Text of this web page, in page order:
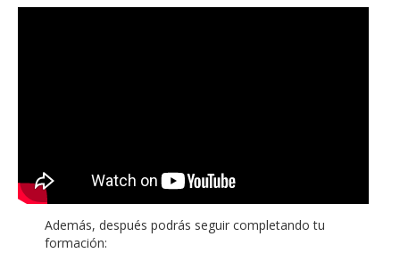
Además, después podrás seguir completando tu
formación: